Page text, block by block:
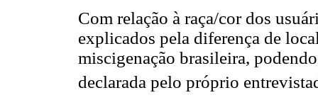
Com relação à raça/cor dos
explicados pela diferença de
miscigenação brasileira,
declarada pelo próprio